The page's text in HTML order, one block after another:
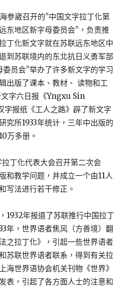
参崴召开的”中国文字拉丁化第
东地区新字母委员会”，负责推
丁化新文字就在苏联远东地区中
到苏联境内的东北抗日义勇军部
员会”举办了许多新文字的学习
出版了课本、教材、 读物和工
字六日报《Yngxu Sin
报纸《工人之路》辟了新文字
究所1933年统计，三年中出版的
万多册。
丁化代表大会召开第二次会
和教学问题，并成立一个由11人
写法进行若干修正。
1932年报道了苏联推行中国拉丁
年，世界语者焦风（方善境）翻
之拉丁化》，引起一些世界语者
苏联世界语者联系，得到有关拉
海世界语协会机关刊物《世界》
表，引起了各方面人士的注意和